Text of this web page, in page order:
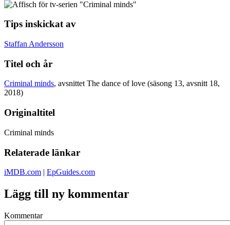
Tips inskickat av
Staffan Andersson
Titel och år
Criminal minds, avsnittet The dance of love (säsong 13, avsnitt 18,
2018)
Originaltitel
Criminal minds
Relaterade länkar
iMDB.com | EpGuides.com
Lägg till ny kommentar
Kommentar